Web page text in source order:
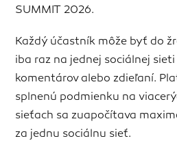
SUMMIT 2026.
Každý účastník môže byť do
iba raz na jednej sociálnej
komentárov alebo zdieľaní.
splnenú podmienku na
sieťach sa zuapočítava
za jednu sociálnu sieť.